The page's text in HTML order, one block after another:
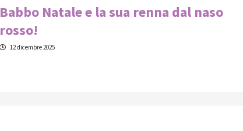
Babbo Natale e la sua renna dal naso
rosso!
12 dicembre 2025